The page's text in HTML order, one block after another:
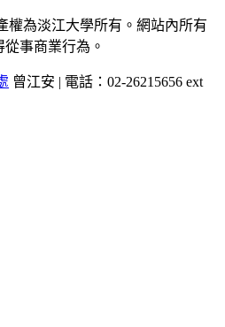
權為淡江大學所有。網站內所有
事商業行為。
曾江安 | 電話：02-26215656 ext